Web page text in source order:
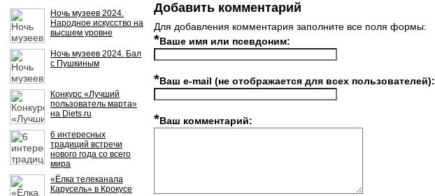
Ночь музеев 2024.
Народное искусство на
высшем уровне
Ночь музеев 2024. Бал
с Пушкиным
Конкурс «Лучший
пользователь марта»
на Diets.ru
6 интересных
традиций встречи
нового года со всего
мира
«Ёлка телеканала
Карусель» в Крокусе
Добавить комментарий
Для добавления комментария заполните все поля формы:
*Ваше имя или псевдоним:
*Ваш e-mail (не отображается для всех пользователей):
*Ваш комментарий: